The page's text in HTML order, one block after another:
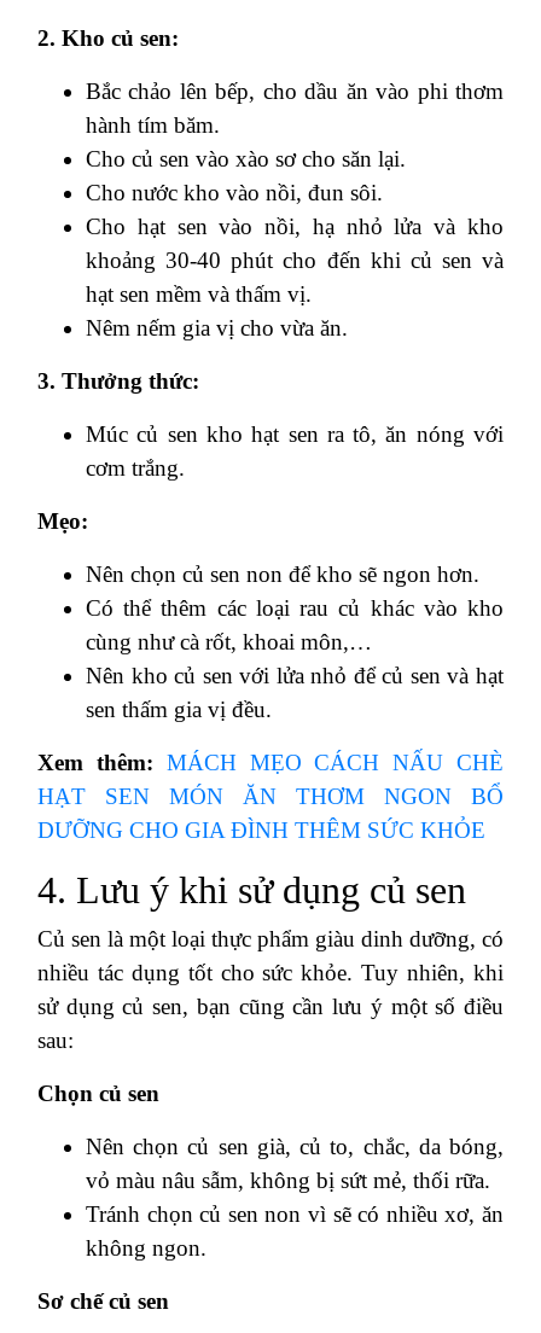
2. Kho củ sen:
Bắc chảo lên bếp, cho dầu ăn vào phi thơm
hành tím băm.
Cho củ sen vào xào sơ cho săn lại.
Cho nước kho vào nồi, đun sôi.
Cho hạt sen vào nồi, hạ nhỏ lửa và kho
khoảng 30-40 phút cho đến khi củ sen và
hạt sen mềm và thấm vị.
Nêm nếm gia vị cho vừa ăn.
3. Thưởng thức:
Múc củ sen kho hạt sen ra tô, ăn nóng với
cơm trắng.
Mẹo:
Nên chọn củ sen non để kho sẽ ngon hơn.
Có thể thêm các loại rau củ khác vào kho
cùng như cà rốt, khoai môn,…
Nên kho củ sen với lửa nhỏ để củ sen và hạt
sen thấm gia vị đều.
Xem thêm: MÁCH MẸO CÁCH NẤU CHÈ
HẠT SEN MÓN ĂN THƠM NGON BỔ
DƯỠNG CHO GIA ĐÌNH THÊM SỨC KHỎE
4. Lưu ý khi sử dụng củ sen
Củ sen là một loại thực phẩm giàu dinh dưỡng, có
nhiều tác dụng tốt cho sức khỏe. Tuy nhiên, khi
sử dụng củ sen, bạn cũng cần lưu ý một số điều
sau:
Chọn củ sen
Nên chọn củ sen già, củ to, chắc, da bóng,
vỏ màu nâu sẫm, không bị sứt mẻ, thối rữa.
Tránh chọn củ sen non vì sẽ có nhiều xơ, ăn
không ngon.
Sơ chế củ sen